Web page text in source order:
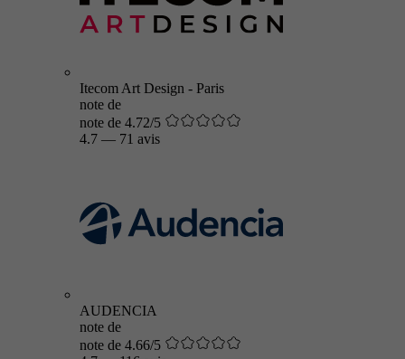
Itecom Art Design - Paris
note de
note de 4.72/5
4.7 — 71 avis
AUDENCIA
note de
note de 4.66/5